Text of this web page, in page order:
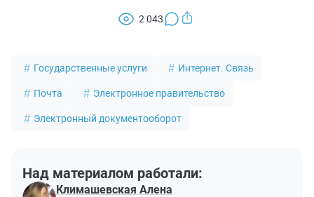
2 043
Государственные услуги Интернет. Связь
Почта Электронное правительство
Электронный документооборот
Над материалом работали:
Климашевская Алена